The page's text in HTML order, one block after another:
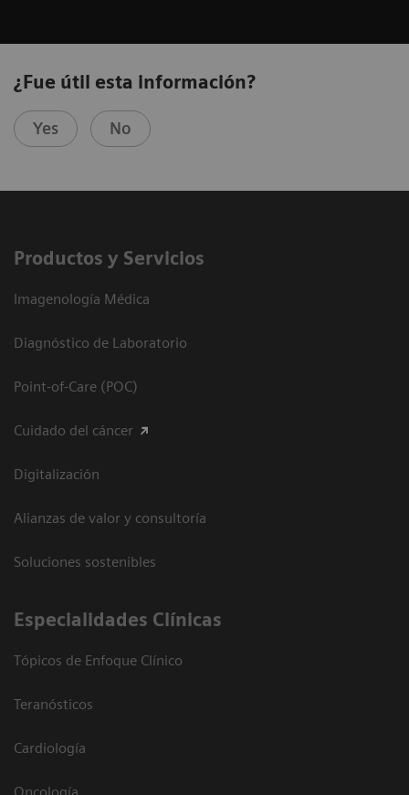
¿Fue útil esta información?
Yes No
Productos y Servicios
Imagenología Médica
Diagnóstico de Laboratorio
Point-of-Care (POC)
Cuidado del cáncer
Digitalización
Alianzas de valor y consultoría
Soluciones sostenibles
Especialidades Clínicas
Tópicos de Enfoque Clínico
Teranósticos
Cardiología